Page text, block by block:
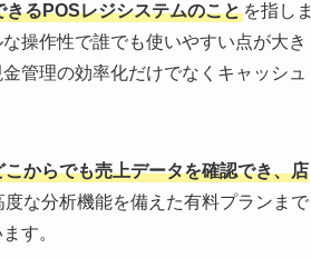
るPOSレジシステムのこと を指しま
操作性で誰でも使いやすい点が大き
管理の効率化だけでなくキャッシュ
からでも売上データを確認でき、店
な分析機能を備えた有料プランまで
す。